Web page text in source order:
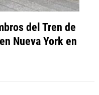
del Tren de
Nueva York en